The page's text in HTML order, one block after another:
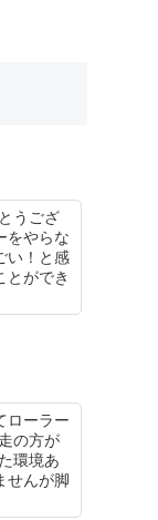
うござ
をやらな
い！と感
とができ
ローラー
の方が
環境あ
せんが脚